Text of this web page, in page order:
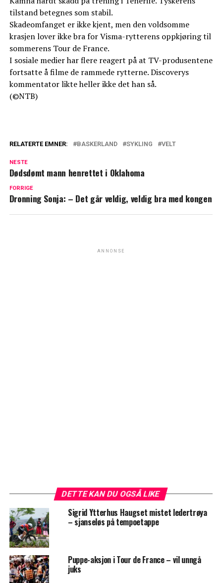
tilstand betegnes som stabil.
Skadeomfanget er ikke kjent, men den voldsomme
krasjen lover ikke bra for Visma-rytterens oppkjøring til
sommerens Tour de France.
I sosiale medier har flere reagert på at TV-produsentene
fortsatte å filme de rammede rytterne. Discoverys
kommentator likte heller ikke det han så.
(©NTB)
RELATERTE EMNER: BASKERLAND SYKLING VELT
NESTE
Dødsdømt mann henrettet i Oklahoma
FORRIGE
Dronning Sonja: – Det går veldig, veldig bra med kongen
ANNONSE
DETTE KAN DU OGSÅ LIKE
Sigrid Ytterhus Haugset mistet ledertrøya
– sjanseløs på tempoetappe
Puppe-aksjon i Tour de France – vil unngå
juks